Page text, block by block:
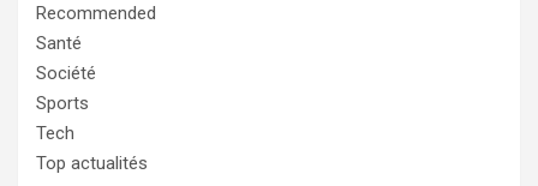
Recommended
Santé
Société
Sports
Tech
Top actualités